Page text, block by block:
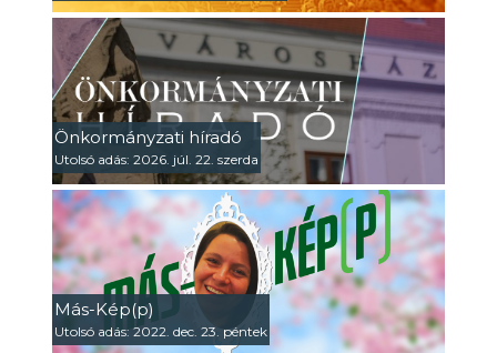
Önkormányzati híradó
Utolsó adás: 2026. júl. 22. szerda
Más-Kép(p)
Utolsó adás: 2022. dec. 23. péntek